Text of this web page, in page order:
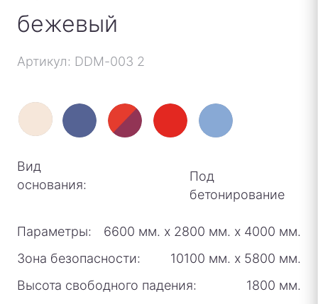
бежевый
Артикул: DDM-003 2
Вид
основания:
Под
бетонирование
Параметры: 6600 мм. х 2800 мм. х 4000 мм.
Зона безопасности:
10100 мм. х 5800 мм.
Высота свободного падения:
1800 мм.